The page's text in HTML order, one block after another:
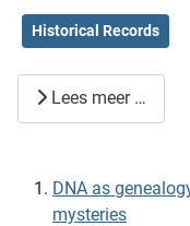
Historical Records
Lees meer …
DNA as
mysteries